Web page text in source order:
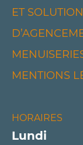
ET
MENTIONS
HORAIRES
Lundi